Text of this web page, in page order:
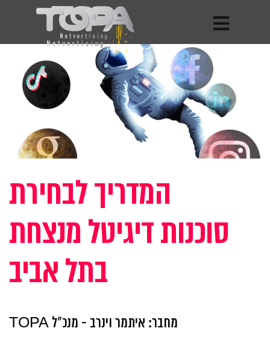
המדריך לבחירת
סוכנות דיגיטל מנצחת
בתל אביב
מחבר: איתמר וינרב - מנכ"ל TOPA